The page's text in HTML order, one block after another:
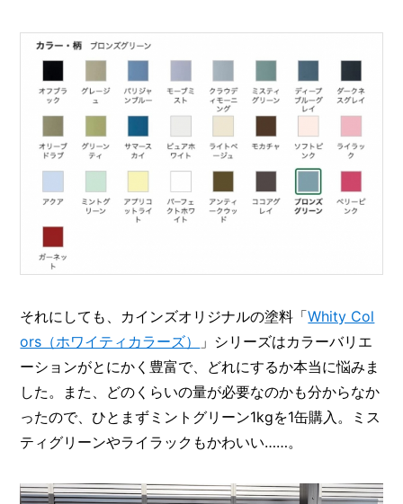
それにしても、カインズオリジナルの塗料「Whity Col
ors（ホワイティカラーズ）
」シリーズはカラーバリエ
ーションがとにかく豊富で、どれにするか本当に悩みま
した。また、どのくらいの量が必要なのかも分からなか
ったので、ひとまずミントグリーン1kgを1缶購入。ミス
ティグリーンやライラックもかわいい……。